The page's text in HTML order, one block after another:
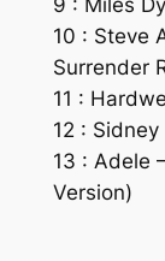
10 : Steve
Surrender
11 :
12 :
13 : Adele
Version)